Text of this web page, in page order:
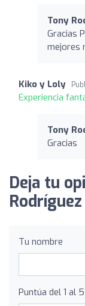
Tony
Gracias
mejores
Kiko y Loly
Experiencia
Tony
Gracias
Deja tu
Tu nombre
Puntúa del 1 al